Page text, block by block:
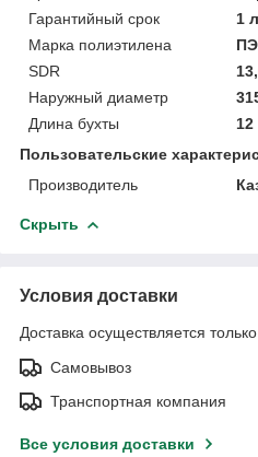
Гарантийный срок
1
Марка полиэтилена
SDR
Наружный диаметр
Длина бухты
Пользовательские
Производитель
Скрыть
Условия доставки
Доставка осуществляется
Самовывоз
Транспортная компания
Все условия доставки